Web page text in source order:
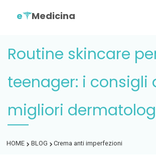
e Medicina
Routine skincare
teenager: i consigli
migliori
HOME BLOG Crema anti imperfezioni